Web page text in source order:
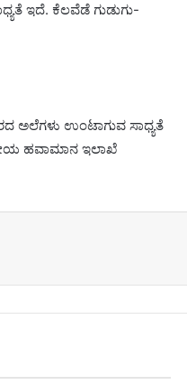
ಇದೆ. ಕೆಲವೆಡೆ ಗುಡುಗು-
ಅಲೆಗಳು ಉಂಟಾಗುವ ಸಾಧ್ಯತೆ
ಹವಾಮಾನ ಇಲಾಖೆ